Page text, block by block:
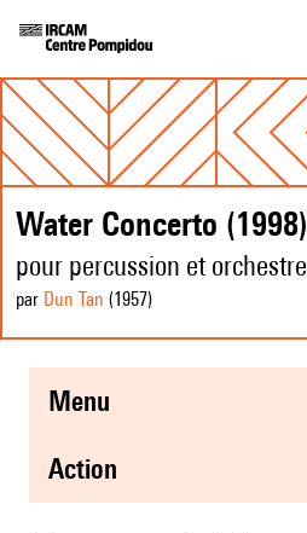
Water Concerto (1998)
pour percussion et orchestre
par Dun Tan (1957)
menu
action